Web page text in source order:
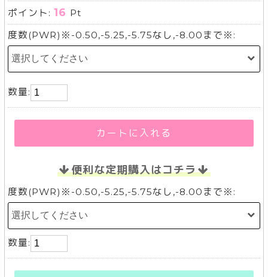
ポイント:16 Pt
度数(PWR)※-0.50,-5.25,-5.75なし,-8.00まで※:
数量:
カートに入れる
便利な定期購入はコチラ
度数(PWR)※-0.50,-5.25,-5.75なし,-8.00まで※:
数量: